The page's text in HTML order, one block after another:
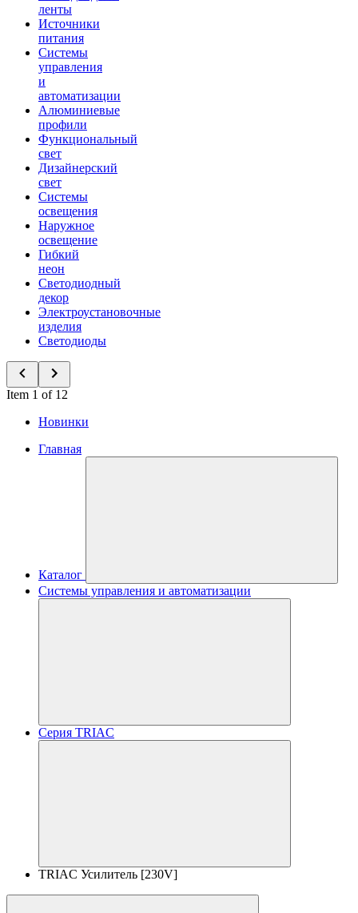
ленты
Источники
питания
Системы
управления
и
автоматизации
Алюминиевые
профили
Функциональный
свет
Дизайнерский
свет
Системы
освещения
Наружное
освещение
Гибкий
неон
Светодиодный
декор
Электроустановочные
изделия
Светодиоды
Item 1 of 12
Новинки
Главная
Каталог
Системы управления и автоматизации
Серия TRIAC
TRIAC Усилитель [230V]